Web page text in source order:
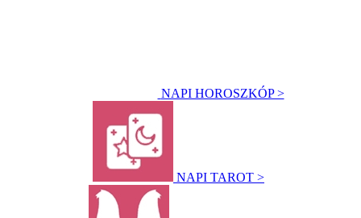
NAPI HOROSZKÓP >
NAPI TAROT >